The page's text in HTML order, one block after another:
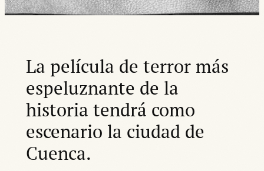
La película de terror más
espeluznante de la
historia tendrá como
escenario la ciudad de
Cuenca.